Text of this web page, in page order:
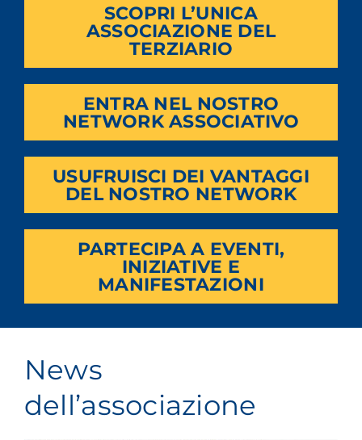
SCOPRI L’UNICA
ASSOCIAZIONE DEL
TERZIARIO
ENTRA NEL NOSTRO
NETWORK ASSOCIATIVO
USUFRUISCI DEI VANTAGGI
DEL NOSTRO NETWORK
PARTECIPA A EVENTI,
INIZIATIVE E
MANIFESTAZIONI
News
dell’associazione